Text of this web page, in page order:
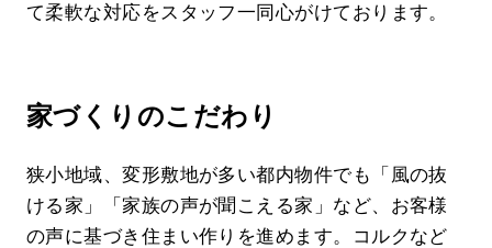
て柔軟な対応をスタッフ一同心がけております。
家づくりのこだわり
狭小地域、変形敷地が多い都内物件でも「風の抜
ける家」「家族の声が聞こえる家」など、お客様
の声に基づき住まい作りを進めます。コルクなど